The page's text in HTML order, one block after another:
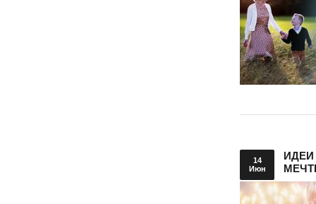
14
Июн
ИДЕИ